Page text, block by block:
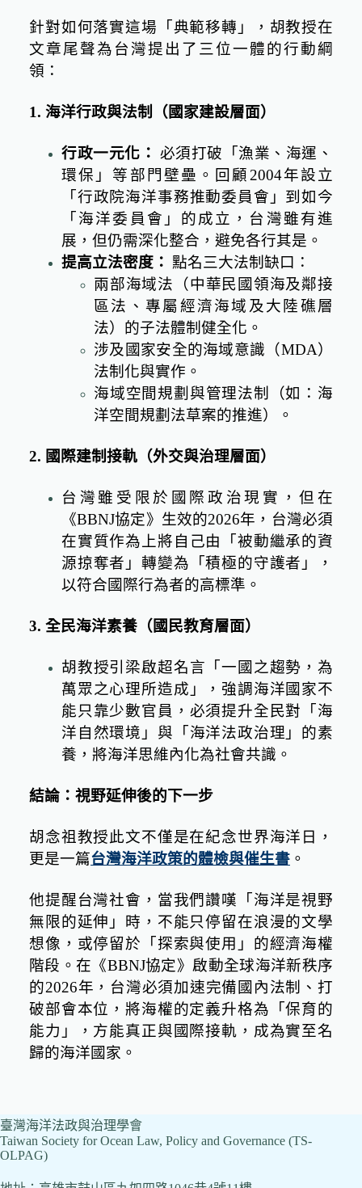
針對如何落實這場「典範移轉」，胡教授在
文章尾聲為台灣提出了三位一體的行動綱
領：
1. 海洋行政與法制（國家建設層面）
行政一元化： 必須打破「漁業、海運、
環保」等部門壁壘。回顧 2004年設立
「行政院海洋事務推動委員會」到如今
「海洋委員會」的成立，台灣雖有進
展，但仍需深化整合，避免各行其是。
提高立法密度： 點名三大法制缺口：
兩部海域法（中華民國領海及鄰接
區法、專屬經濟海域及大陸礁層
法）的子法體制健全化。
涉及國家安全的海域意識（MDA）
法制化與實作。
海域空間規劃與管理法制（如：海
洋空間規劃法草案的推進）。
2. 國際建制接軌（外交與治理層面）
台灣雖受限於國際政治現實，但在
《BBNJ協定》生效的2026年，台灣必須
在實質作為上將自己由「被動繼承的資
源掠奪者」轉變為「積極的守護者」，
以符合國際行為者的高標準。
3. 全民海洋素養（國民教育層面）
胡教授引梁啟超名言「一國之趨勢，為
萬眾之心理所造成」，強調海洋國家不
能只靠少數官員，必須提升全民對「海
洋自然環境」與「海洋法政治理」的素
養，將海洋思維內化為社會共識。
結論：視野延伸後的下一步
胡念祖教授此文不僅是在紀念世界海洋日，
更是一篇台灣海洋政策的體檢與催生書 。
他提醒台灣社會，當我們讚嘆「海洋是視野
無限的延伸」時，不能只停留在浪漫的文學
想像，或停留於「探索與使用」的經濟海權
階段。在《BBNJ協定》啟動全球海洋新秩序
的2026年，台灣必須加速完備國內法制、打
破部會本位，將海權的定義升格為「保育的
能力」，方能真正與國際接軌，成為實至名
歸的海洋國家。
臺灣海洋法政與治理學會
Taiwan Society for Ocean Law, Policy and Governance (TS-
OLPAG)